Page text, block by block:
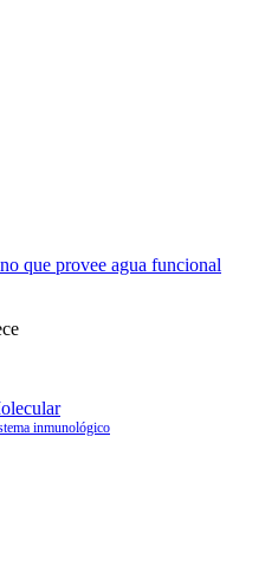
que provee agua funcional
inmunológico